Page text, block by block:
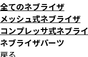
全てのネブライザ
メッシュ式ネブライザ
コンプレッサ式ネブラ
ネブライザパーツ
戻る